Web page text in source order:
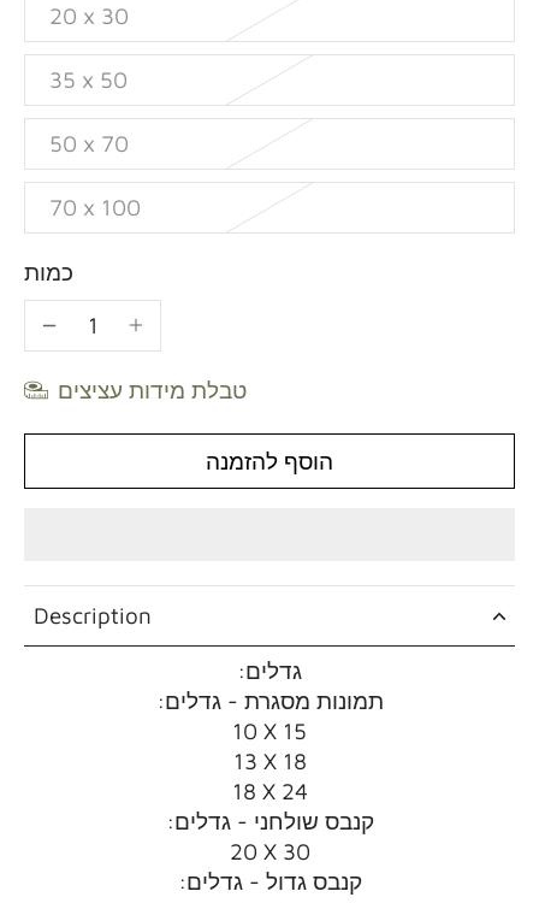
20 x 30
35 x 50
50 x 70
70 x 100
כמות
טבלת מידות עציצים
הוסף להזמנה
Description
:גדלים
:תמונות מסגרת - גדלים
10 X 15
13 X 18
18 X 24
:קנבס שולחני - גדלים
20 X 30
:קנבס גדול - גדלים